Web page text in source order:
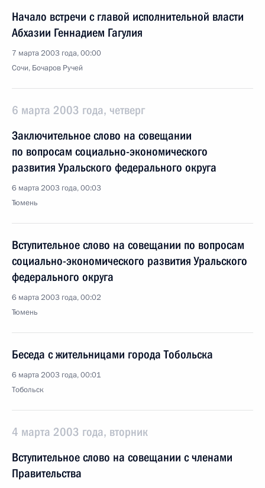
Начало встречи с главой исполнительной власти
Абхазии Геннадием Гагулия
7 марта 2003 года, 00:00
Сочи, Бочаров Ручей
6 марта 2003 года, четверг
Заключительное слово на совещании
по вопросам социально-экономического
развития Уральского федерального округа
6 марта 2003 года, 00:03
Тюмень
Вступительное слово на совещании по вопросам
социально-экономического развития Уральского
федерального округа
6 марта 2003 года, 00:02
Тюмень
Беседа с жительницами города Тобольска
6 марта 2003 года, 00:01
Тобольск
4 марта 2003 года, вторник
Вступительное слово на совещании с членами
Правительства